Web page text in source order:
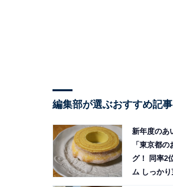
編集部が選ぶおすすめ記事
新年度のあ
「東京都
グ！ 同率2
ム しっか